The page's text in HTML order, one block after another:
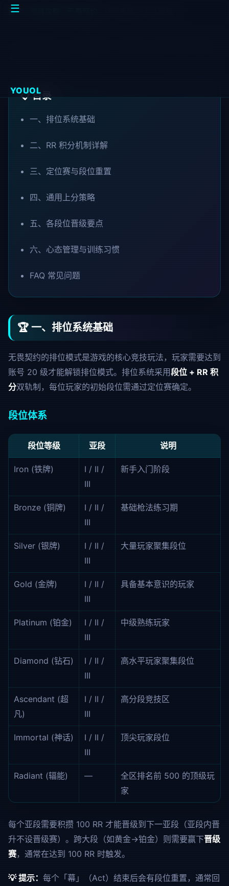
☰
YOUOL
首页
📋 目录
一、排位系统基础
二、RR 积分机制详解
三、定位赛与段位重置
四、通用上分策略
五、各段位晋级要点
六、心态管理与训练习惯
FAQ 常见问题
🏆 一、排位系统基础
无畏契约的排位模式是游戏的核心竞技玩法，玩家需要达到
账号 20 级才能解锁排位模式。排位系统采用段位 + RR 积
分双轨制，每位玩家的初始段位需通过定位赛确定。
段位体系
段位等级 亚段 说明
Iron (铁牌)
I / II /
III
新手入门阶段
Bronze (铜牌)
I / II /
III
基础枪法练习期
Silver (银牌)
I / II /
III
大量玩家聚集段位
Gold (金牌)
I / II /
III
具备基本意识的玩家
Platinum (铂金)
I / II /
III
中级熟练玩家
Diamond (钻石)
I / II /
III
高水平玩家聚集段位
Ascendant (超
凡)
I / II /
III
高分段竞技区
Immortal (神话)
I / II /
III
顶尖玩家段位
Radiant (辐能) —
全区排名前 500 的顶级玩
家
每个亚段需要积攒 100 RR 才能晋级到下一亚段（亚段内晋
升不设晋级赛）。跨大段（如黄金→铂金）则需要赢下晋级
赛，通常在达到 100 RR 时触发。
💡 提示： 每个「幕」（Act）结束后会有段位重置，通常回